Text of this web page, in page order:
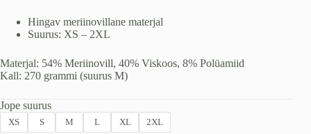
Hingav meriinovillane materjal
Suurus: XS – 2XL
Materjal: 54% Meriinovill, 40% Viskoos, 8% Polüamiid
Kall: 270 grammi (suurus M)
Jope suurus
XS S M L XL 2XL